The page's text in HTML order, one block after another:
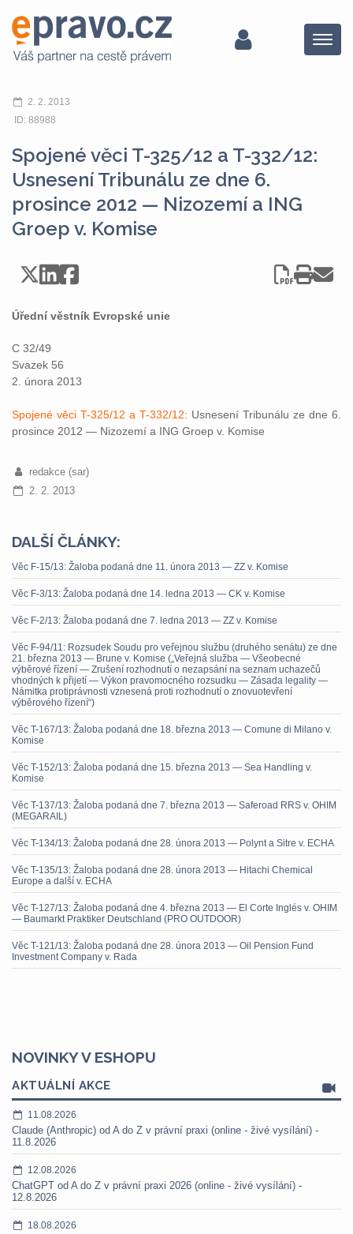
Menu
2. 2. 2013
ID: 88988
Spojené věci T-325/12 a T-332/12:
Usnesení Tribunálu ze dne 6.
prosince 2012 — Nizozemí a ING
Groep v. Komise
Úřední věstník Evropské unie
C 32/49
Svazek 56
2. února 2013
Spojené věci T-325/12 a T-332/12: Usnesení Tribunálu ze dne 6.
prosince 2012 — Nizozemí a ING Groep v. Komise
redakce (sar)
2. 2. 2013
DALŠÍ ČLÁNKY:
Věc F-15/13: Žaloba podaná dne 11. února 2013 — ZZ v. Komise
Věc F-3/13: Žaloba podaná dne 14. ledna 2013 — CK v. Komise
Věc F-2/13: Žaloba podaná dne 7. ledna 2013 — ZZ v. Komise
Věc F-94/11: Rozsudek Soudu pro veřejnou službu (druhého senátu) ze dne
21. března 2013 — Brune v. Komise („Veřejná služba — Všeobecné
výběrové řízení — Zrušení rozhodnutí o nezapsání na seznam uchazečů
vhodných k přijetí — Výkon pravomocného rozsudku — Zásada legality —
Námitka protiprávnosti vznesená proti rozhodnutí o znovuotevření
výběrového řízení“)
Věc T-167/13: Žaloba podaná dne 18. března 2013 — Comune di Milano v.
Komise
Věc T-152/13: Žaloba podaná dne 15. března 2013 — Sea Handling v.
Komise
Věc T-137/13: Žaloba podaná dne 7. března 2013 — Saferoad RRS v. OHIM
(MEGARAIL)
Věc T-134/13: Žaloba podaná dne 28. února 2013 — Polynt a Sitre v. ECHA
Věc T-135/13: Žaloba podaná dne 28. února 2013 — Hitachi Chemical
Europe a další v. ECHA
Věc T-127/13: Žaloba podaná dne 4. března 2013 — El Corte Inglés v. OHIM
— Baumarkt Praktiker Deutschland (PRO OUTDOOR)
Věc T-121/13: Žaloba podaná dne 28. února 2013 — Oil Pension Fund
Investment Company v. Rada
NOVINKY V ESHOPU
AKTUÁLNÍ AKCE
11.08.2026
Claude (Anthropic) od A do Z v právní praxi (online - živé vysílání) -
11.8.2026
12.08.2026
ChatGPT od A do Z v právní praxi 2026 (online - živé vysílání) -
12.8.2026
18.08.2026